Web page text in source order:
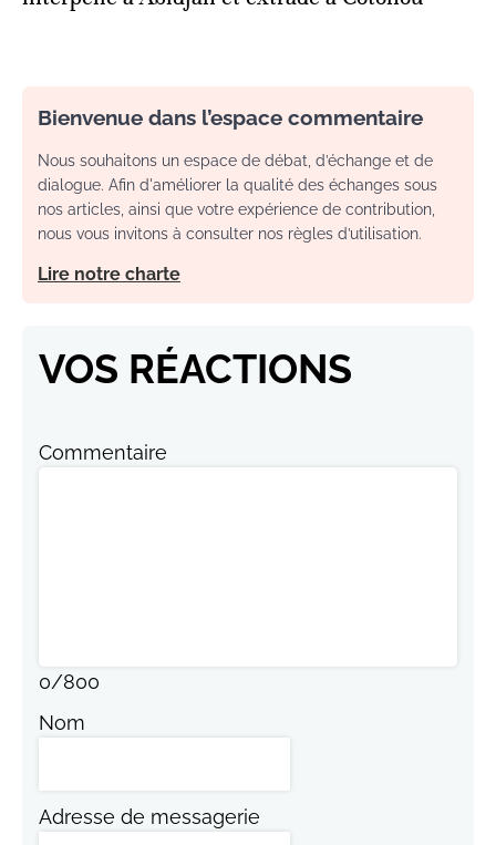
Bienvenue dans l’espace commentaire
Nous souhaitons un espace de débat, d’échange et de
dialogue. Afin d'améliorer la qualité des échanges sous
nos articles, ainsi que votre expérience de contribution,
nous vous invitons à consulter nos règles d’utilisation.
Lire notre charte
VOS RÉACTIONS
Commentaire
0/800
Nom
Adresse de messagerie